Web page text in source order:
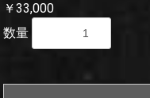
￥33,000
数量